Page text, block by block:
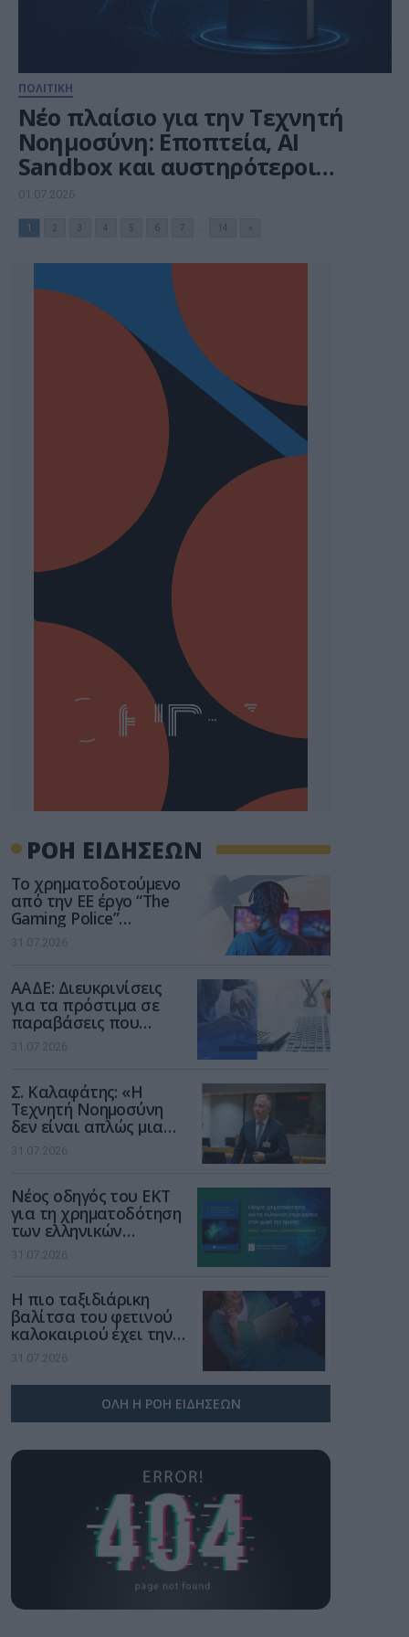
ΠΟΛΙΤΙΚΗ
Νέο πλαίσιο για την Τεχνητή
Νοημοσύνη: Εποπτεία, AI
Sandbox και αυστηρότεροι
κανόνες για την αγορά
01.07.2026
1 2 3 4 5 6 7 14
ΡΟΗ ΕΙΔΗΣΕΩΝ
Το χρηματοδοτούμενο
από την ΕΕ έργο “The
Gaming Police”
ενισχύει την ασφάλεια
των παιδιών στο
31.07.2026
ΑΑΔΕ: Διευκρινίσεις
για τα πρόστιμα σε
παραβάσεις που
αφορούν τους ΦΗΜ
31.07.2026
Σ. Καλαφάτης: «Η
Τεχνητή Νοημοσύνη
δεν είναι απλώς μια
νέα τεχνολογία, είναι
μια νέα βιομηχανική
31.07.2026
Νέος οδηγός του ΕΚΤ
για τη χρηματοδότηση
των ελληνικών
επιχειρήσεων στον
χώρο της άμυνας
31.07.2026
Η πιο ταξιδιάρικη
βαλίτσα του φετινού
καλοκαιριού έχει την
υπογραφή της Xiaomi
31.07.2026
ΟΛΗ Η ΡΟΗ ΕΙΔΗΣΕΩΝ